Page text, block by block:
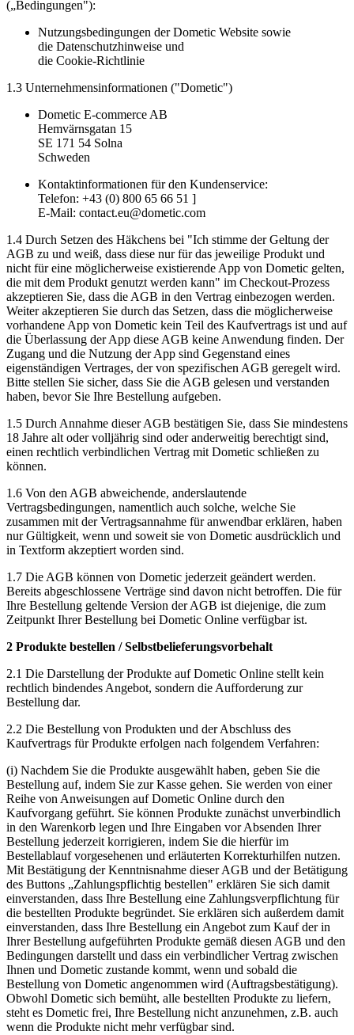
(„Bedingungen"):
Nutzungsbedingungen der Dometic Website sowie
die Datenschutzhinweise und
die Cookie-Richtlinie
1.3 Unternehmensinformationen ("Dometic")
Dometic E-commerce AB
Hemvärnsgatan 15
SE 171 54 Solna
Schweden
Kontaktinformationen für den Kundenservice:
Telefon: +43 (0) 800 65 66 51 ]
E-Mail: contact.eu@dometic.com
1.4 Durch Setzen des Häkchens bei "Ich stimme der Geltung der
AGB zu und weiß, dass diese nur für das jeweilige Produkt und
nicht für eine möglicherweise existierende App von Dometic gelten,
die mit dem Produkt genutzt werden kann" im Checkout-Prozess
akzeptieren Sie, dass die AGB in den Vertrag einbezogen werden.
Weiter akzeptieren Sie durch das Setzen, dass die möglicherweise
vorhandene App von Dometic kein Teil des Kaufvertrags ist und auf
die Überlassung der App diese AGB keine Anwendung finden. Der
Zugang und die Nutzung der App sind Gegenstand eines
eigenständigen Vertrages, der von spezifischen AGB geregelt wird.
Bitte stellen Sie sicher, dass Sie die AGB gelesen und verstanden
haben, bevor Sie Ihre Bestellung aufgeben.
1.5 Durch Annahme dieser AGB bestätigen Sie, dass Sie mindestens
18 Jahre alt oder volljährig sind oder anderweitig berechtigt sind,
einen rechtlich verbindlichen Vertrag mit Dometic schließen zu
können.
1.6 Von den AGB abweichende, anderslautende
Vertragsbedingungen, namentlich auch solche, welche Sie
zusammen mit der Vertragsannahme für anwendbar erklären, haben
nur Gültigkeit, wenn und soweit sie von Dometic ausdrücklich und
in Textform akzeptiert worden sind.
1.7 Die AGB können von Dometic jederzeit geändert werden.
Bereits abgeschlossene Verträge sind davon nicht betroffen. Die für
Ihre Bestellung geltende Version der AGB ist diejenige, die zum
Zeitpunkt Ihrer Bestellung bei Dometic Online verfügbar ist.
2 Produkte bestellen / Selbstbelieferungsvorbehalt
2.1 Die Darstellung der Produkte auf Dometic Online stellt kein
rechtlich bindendes Angebot, sondern die Aufforderung zur
Bestellung dar.
2.2 Die Bestellung von Produkten und der Abschluss des
Kaufvertrags für Produkte erfolgen nach folgendem Verfahren:
(i) Nachdem Sie die Produkte ausgewählt haben, geben Sie die
Bestellung auf, indem Sie zur Kasse gehen. Sie werden von einer
Reihe von Anweisungen auf Dometic Online durch den
Kaufvorgang geführt. Sie können Produkte zunächst unverbindlich
in den Warenkorb legen und Ihre Eingaben vor Absenden Ihrer
Bestellung jederzeit korrigieren, indem Sie die hierfür im
Bestellablauf vorgesehenen und erläuterten Korrekturhilfen nutzen.
Mit Bestätigung der Kenntnisnahme dieser AGB und der Betätigung
des Buttons „Zahlungspflichtig bestellen" erklären Sie sich damit
einverstanden, dass Ihre Bestellung eine Zahlungsverpflichtung für
die bestellten Produkte begründet. Sie erklären sich außerdem damit
einverstanden, dass Ihre Bestellung ein Angebot zum Kauf der in
Ihrer Bestellung aufgeführten Produkte gemäß diesen AGB und den
Bedingungen darstellt und dass ein verbindlicher Vertrag zwischen
Ihnen und Dometic zustande kommt, wenn und sobald die
Bestellung von Dometic angenommen wird (Auftragsbestätigung).
Obwohl Dometic sich bemüht, alle bestellten Produkte zu liefern,
steht es Dometic frei, Ihre Bestellung nicht anzunehmen, z.B. auch
wenn die Produkte nicht mehr verfügbar sind.